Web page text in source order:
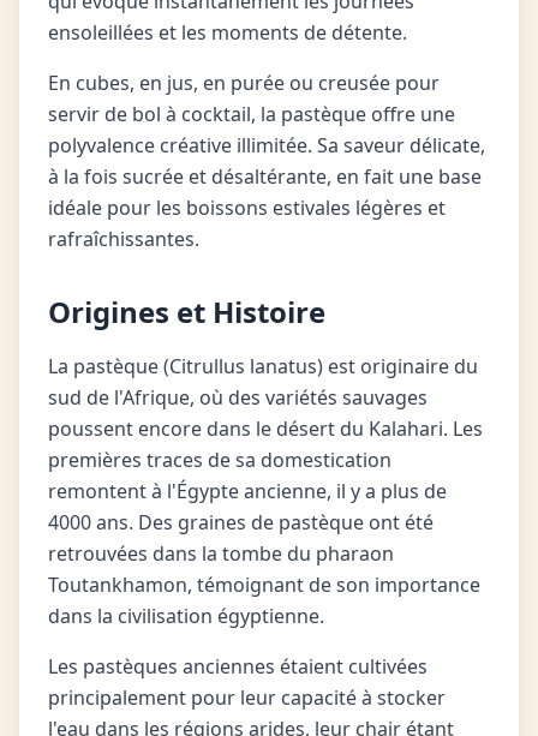
ensoleillées et les moments de détente.
En cubes, en jus, en purée ou creusée pour
servir de bol à cocktail, la pastèque offre une
polyvalence créative illimitée. Sa saveur délicate,
à la fois sucrée et désaltérante, en fait une base
idéale pour les boissons estivales légères et
rafraîchissantes.
Origines et Histoire
La pastèque (Citrullus lanatus) est originaire du
sud de l'Afrique, où des variétés sauvages
poussent encore dans le désert du Kalahari. Les
premières traces de sa domestication
remontent à l'Égypte ancienne, il y a plus de
4000 ans. Des graines de pastèque ont été
retrouvées dans la tombe du pharaon
Toutankhamon, témoignant de son importance
dans la civilisation égyptienne.
Les pastèques anciennes étaient cultivées
principalement pour leur capacité à stocker
l'eau dans les régions arides, leur chair étant